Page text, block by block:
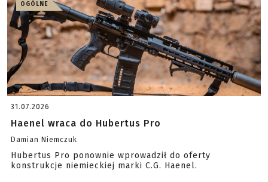
OGÓLNE
31.07.2026
Haenel wraca do Hubertus Pro
Damian Niemczuk
Hubertus Pro ponownie wprowadził do oferty
konstrukcje niemieckiej marki C.G. Haenel.